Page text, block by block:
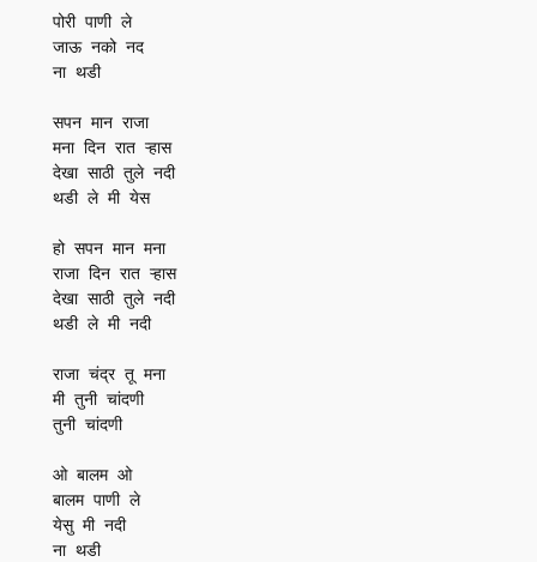
पोरी पाणी ले
जाऊ नको नद
ना थडी
सपन मान राजा
मना दिन रात ऱ्हास
देखा साठी तुले नदी
थडी ले मी येस
हो सपन मान मना
राजा दिन रात ऱ्हास
देखा साठी तुले नदी
थडी ले मी नदी
राजा चंद्र तू मना
मी तुनी चांदणी
तुनी चांदणी
ओ बालम ओ
बालम पाणी ले
येसु मी नदी
ना थडी